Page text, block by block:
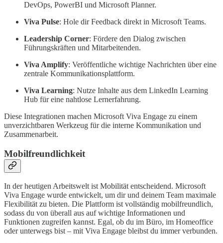
DevOps, PowerBI und Microsoft Planner.
Viva Pulse: Hole dir Feedback direkt in Microsoft Teams.
Leadership Corner: Fördere den Dialog zwischen
Führungskräften und Mitarbeitenden.
Viva Amplify: Veröffentliche wichtige Nachrichten über eine
zentrale Kommunikationsplattform.
Viva Learning: Nutze Inhalte aus dem LinkedIn Learning
Hub für eine nahtlose Lernerfahrung.
Diese Integrationen machen Microsoft Viva Engage zu einem
unverzichtbaren Werkzeug für die interne Kommunikation und
Zusammenarbeit.
Mobilfreundlichkeit
In der heutigen Arbeitswelt ist Mobilität entscheidend. Microsoft
Viva Engage wurde entwickelt, um dir und deinem Team maximale
Flexibilität zu bieten. Die Plattform ist vollständig mobilfreundlich,
sodass du von überall aus auf wichtige Informationen und
Funktionen zugreifen kannst. Egal, ob du im Büro, im Homeoffice
oder unterwegs bist – mit Viva Engage bleibst du immer verbunden.